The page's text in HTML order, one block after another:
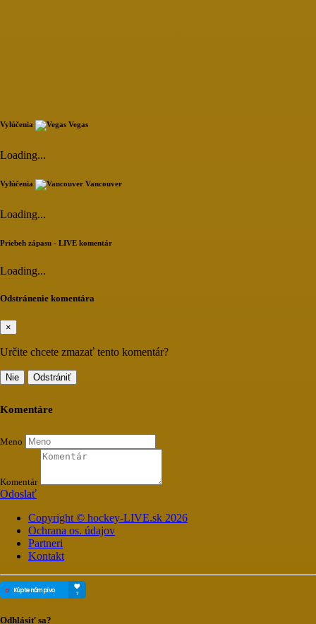
Vylúčenia Vegas
Loading...
Vylúčenia Vancouver
Loading...
Priebeh zápasu - LIVE komentár
Loading...
Odstránenie komentára
×
Určite chcete zmazať tento komentár?
Nie Odstrániť
Komentáre
Meno
Komentár
Odoslať
Copyright © hockey-LIVE.sk 2026
Ochrana os. údajov
Partneri
Kontakt
Odhlásiť sa?